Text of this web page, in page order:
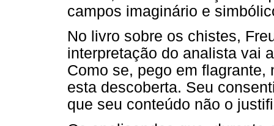
campos imaginário e
No livro sobre os chistes,
interpretação do analista vai
Como se, pego em
esta descoberta. Seu
que seu conteúdo não o